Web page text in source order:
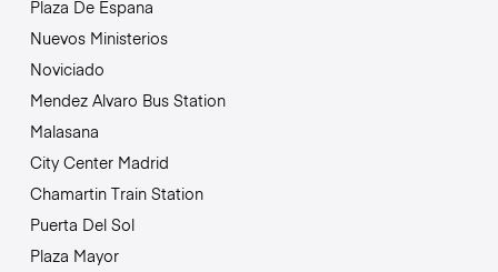
Plaza De Espana
Nuevos Ministerios
Noviciado
Mendez Alvaro Bus Station
Malasana
City Center Madrid
Chamartin Train Station
Puerta Del Sol
Plaza Mayor